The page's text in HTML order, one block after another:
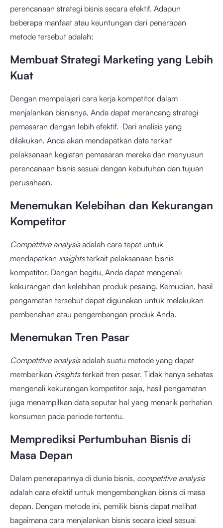
perencanaan strategi bisnis secara efektif. Adapun
beberapa manfaat atau keuntungan dari penerapan
metode tersebut adalah:
Membuat Strategi Marketing yang Lebih
Kuat
Dengan mempelajari cara kerja kompetitor dalam
menjalankan bisnisnya, Anda dapat merancang strategi
pemasaran dengan lebih efektif. Dari analisis yang
dilakukan, Anda akan mendapatkan data terkait
pelaksanaan kegiatan pemasaran mereka dan menyusun
perencanaan bisnis sesuai dengan kebutuhan dan tujuan
perusahaan.
Menemukan Kelebihan dan Kekurangan
Kompetitor
Competitive analysisadalah cara tepat untuk
mendapatkan insightsterkait pelaksanaan bisnis
kompetitor. Dengan begitu, Anda dapat mengenali
kekurangan dan kelebihan produk pesaing. Kemudian, hasil
pengamatan tersebut dapat digunakan untuk melakukan
pembenahan atau pengembangan produk Anda.
Menemukan Tren Pasar
Competitive analysisadalah suatu metode yang dapat
memberikan insightsterkait tren pasar. Tidak hanya sebatas
mengenali kekurangan kompetitor saja, hasil pengamatan
juga menampilkan data seputar hal yang menarik perhatian
konsumen pada periode tertentu.
Memprediksi Pertumbuhan Bisnis di
Masa Depan
Dalam penerapannya di dunia bisnis, competitive analysis
adalah cara efektif untuk mengembangkan bisnis di masa
depan. Dengan metode ini, pemilik bisnis dapat melihat
bagaimana cara menjalankan bisnis secara ideal sesuai